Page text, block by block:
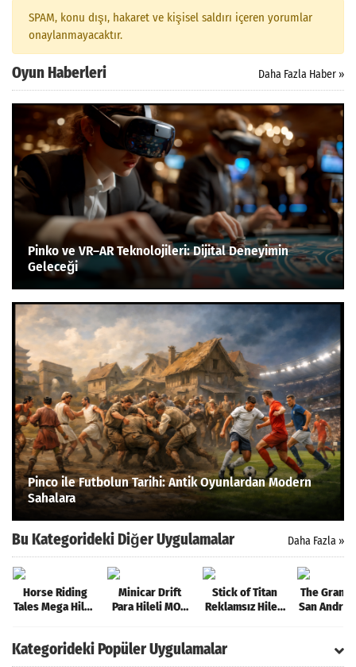
SPAM, konu dışı, hakaret ve kişisel saldırı içeren yorumlar
onaylanmayacaktır.
Oyun Haberleri Daha Fazla Haber »
Pinko ve VR–AR Teknolojileri: Dijital Deneyimin
Geleceği
Pinco ile Futbolun Tarihi: Antik Oyunlardan Modern
Sahalara
Bu Kategorideki Diğer Uygulamalar Daha Fazla »
Horse Riding
Tales Mega Hileli
Minicar Drift
Para Hileli MOD
Stick of Titan
Reklamsız Hileli
The Grand
San
Kategorideki Popüler Uygulamalar